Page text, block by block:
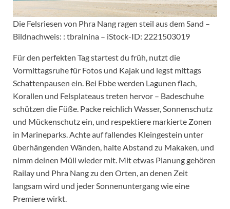
Die Felsriesen von Phra Nang ragen steil aus dem Sand –
Bildnachweis: : tbralnina – iStock-ID: 2221503019
Für den perfekten Tag startest du früh, nutzt die
Vormittagsruhe für Fotos und Kajak und legst mittags
Schattenpausen ein. Bei Ebbe werden Lagunen flach,
Korallen und Felsplateaus treten hervor – Badeschuhe
schützen die Füße. Packe reichlich Wasser, Sonnenschutz
und Mückenschutz ein, und respektiere markierte Zonen
in Marineparks. Achte auf fallendes Klein­gestein unter
überhängenden Wänden, halte Abstand zu Makaken, und
nimm deinen Müll wieder mit. Mit etwas Planung gehören
Railay und Phra Nang zu den Orten, an denen Zeit
langsam wird und jeder Sonnenuntergang wie eine
Premiere wirkt.